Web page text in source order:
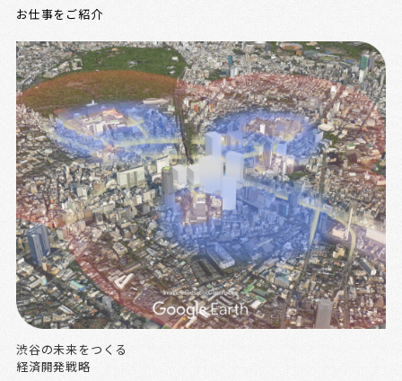
お仕事をご紹介
渋谷の未来をつくる
経済開発戦略